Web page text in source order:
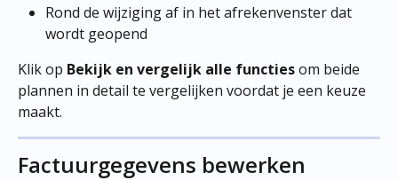
Rond de wijziging af in het afrekenvenster dat
wordt geopend
Klik op Bekijk en vergelijk alle functies om beide
plannen in detail te vergelijken voordat je een keuze
maakt.
Factuurgegevens bewerken